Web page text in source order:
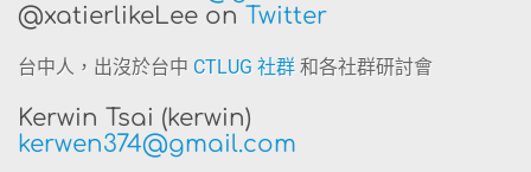
@xatierlikeLee on Twitter
台中人，出沒於台中 CTLUG 社群 和各社群研討會
Kerwin Tsai (kerwin)
kerwen374@gmail.com